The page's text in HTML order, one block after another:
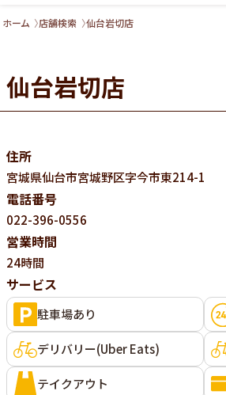
ホーム 店舗検索 仙台岩切店
仙台岩切店
住所
宮城県仙台市宮城野区字今市東214-1
電話番号
022-396-0556
営業時間
24時間
サービス
駐車場あり
デリバリー(Uber Eats)
テイクアウト